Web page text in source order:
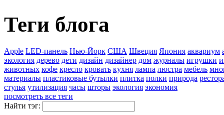
Теги блога
Apple LED-панель Нью-Йорк США Швеция Япония аквариум
экология дерево дети дизайн дизайнер дом журналы игрушки
животных кофе кресло кровать кухня лампа люстра мебель
материалы пластиковые бутылки плитка полки природа
стулья утилизация часы шторы экология экономия
посмотреть все теги
Найти тэг: